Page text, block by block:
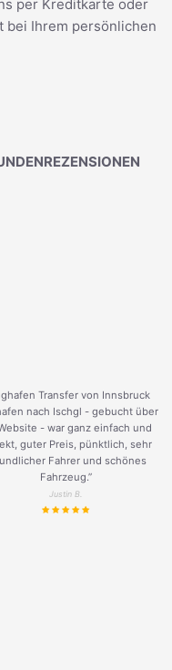
per Kreditkarte oder
bei Ihrem persönlichen
Transfer von Innsbruck
nach Ischgl - gebucht über
- war ganz einfach und
guter Preis, pünktlich, sehr
Fahrer und schönes
Fahrzeug.”
Justin B.